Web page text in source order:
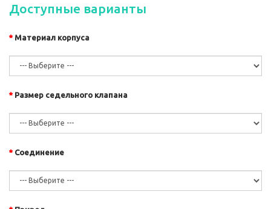
Доступные варианты
Материал корпуса
Размер седельного клапана
Соединение